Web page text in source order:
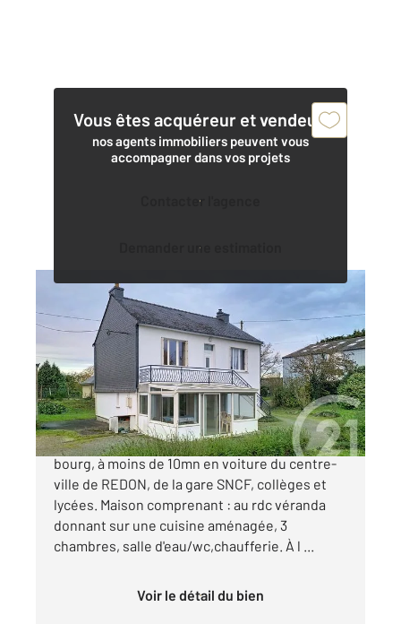
Vous êtes acquéreur et vendeur,
nos agents immobiliers peuvent vous
accompagner dans vos projets
Contacter l'agence
Demander une estimation
ST NICOLAS DE REDON 44
124 m
, 10 pièces
Ref : 23787
Maison à vendre
199 000 €
SAINT-NICOLAS-de-REDON, proche du centre-
bourg, à moins de 10mn en voiture du centre-
ville de REDON, de la gare SNCF, collèges et
lycées. Maison comprenant : au rdc véranda
donnant sur une cuisine aménagée, 3
chambres, salle d'eau/wc,chaufferie. À l ...
Voir le détail du bien